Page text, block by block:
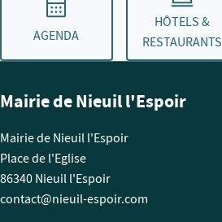
AGENDA
HÔTELS &
RESTAURANTS
Mairie de Nieuil l'Espoir
Mairie de Nieuil l'Espoir
Place de l'Eglise
86340 Nieuil l'Espoir
contact@nieuil-espoir.com